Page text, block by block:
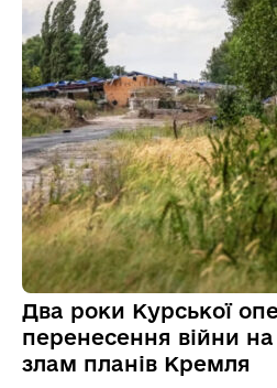
Два роки Курської
перенесення війни
злам планів Кремля